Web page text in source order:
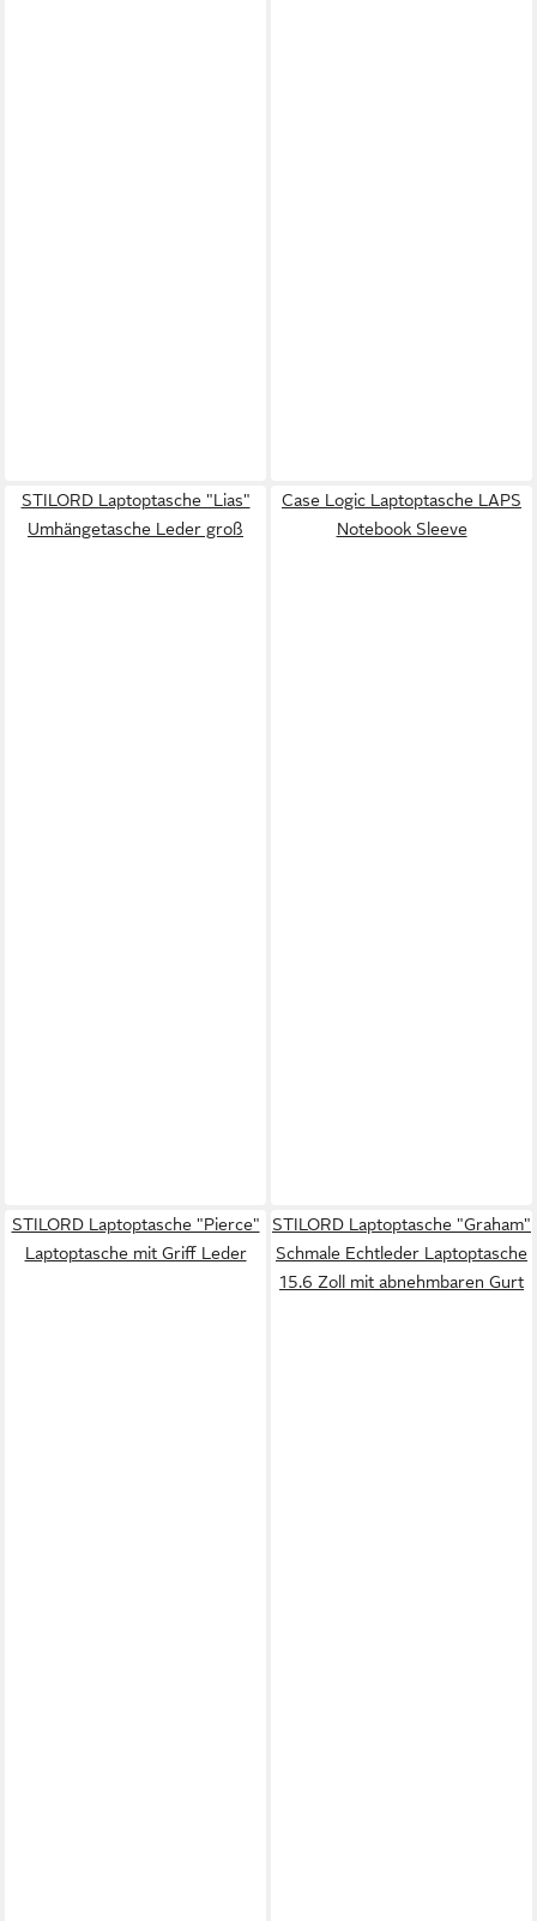
STILORD Laptoptasche "Lias"
Umhängetasche Leder groß
Case Logic Laptoptasche LAPS
Notebook Sleeve
STILORD Laptoptasche "Pierce"
Laptoptasche mit Griff Leder
STILORD Laptoptasche "Graham"
Schmale Echtleder Laptoptasche
15.6 Zoll mit abnehmbaren Gurt